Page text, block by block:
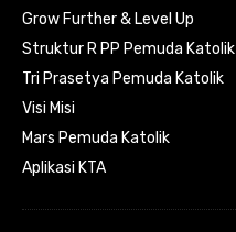
Grow Further & Level Up
Struktur R PP Pemuda Katolik
Tri Prasetya Pemuda Katolik
Visi Misi
Mars Pemuda Katolik
Aplikasi KTA